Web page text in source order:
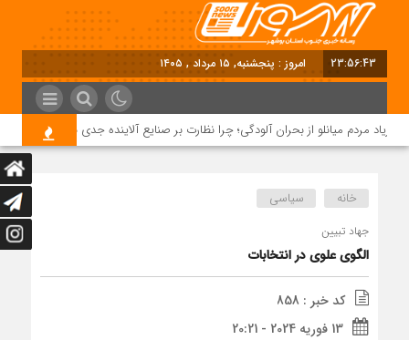
23:56:43 امروز : پنجشنبه, ۱۵ مرداد , ۱۴۰۵
مردم میانلو از بحران آلودگی؛ چرا نظارت بر صنایع آلاینده جدی نیست؟
خانه سیاسی
جهاد تبیین
الگوی علوی در انتخابات
کد خبر : 858
13 فوریه 2024 - 20:21